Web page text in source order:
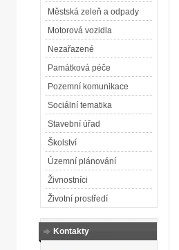
Městská zeleň a odpady
Motorová vozidla
Nezařazené
Památková péče
Pozemní komunikace
Sociální tematika
Stavební úřad
Školství
Územní plánování
Živnostníci
Životní prostředí
Kontakty